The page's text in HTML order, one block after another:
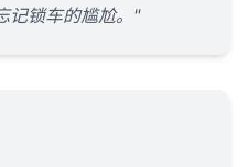
记锁车的尴尬。"